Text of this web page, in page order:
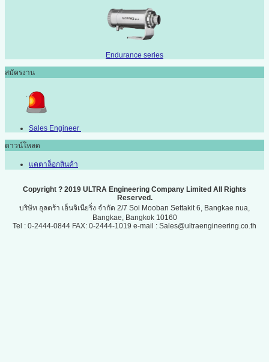
Endurance series
สมัครงาน
Sales Engineer
ดาวน์โหลด
แคตาล็อกสินค้า
Copyright ? 2019 ULTRA Engineering Company Limited All Rights
Reserved.
บริษัท อุลตร้า เอ็นจิเนียริ่ง จำกัด 2/7 Soi Mooban Settakit 6, Bangkae nua,
Bangkae, Bangkok 10160
Tel : 0-2444-0844 FAX: 0-2444-1019 e-mail : Sales@ultraengineering.co.th